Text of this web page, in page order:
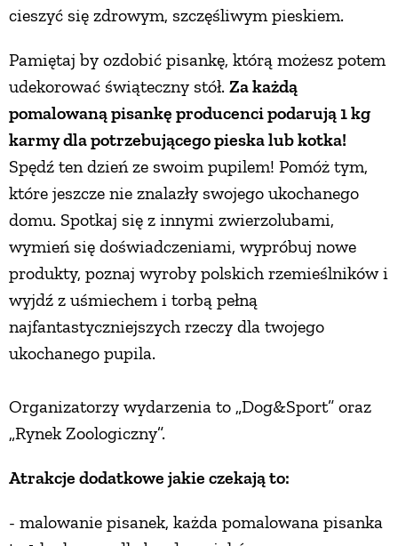
cieszyć się zdrowym, szczęśliwym pieskiem.
Pamiętaj by ozdobić pisankę, którą możesz potem
udekorować świąteczny stół. Za każdą
pomalowaną pisankę producenci podarują 1 kg
karmy dla potrzebującego pieska lub kotka!
Spędź ten dzień ze swoim pupilem! Pomóż tym,
które jeszcze nie znalazły swojego ukochanego
domu. Spotkaj się z innymi zwierzolubami,
wymień się doświadczeniami, wypróbuj nowe
produkty, poznaj wyroby polskich rzemieślników i
wyjdź z uśmiechem i torbą pełną
najfantastyczniejszych rzeczy dla twojego
ukochanego pupila.
Organizatorzy wydarzenia to „Dog&Sport” oraz
„Rynek Zoologiczny”.
Atrakcje dodatkowe jakie czekają to:
- malowanie pisanek, każda pomalowana pisanka